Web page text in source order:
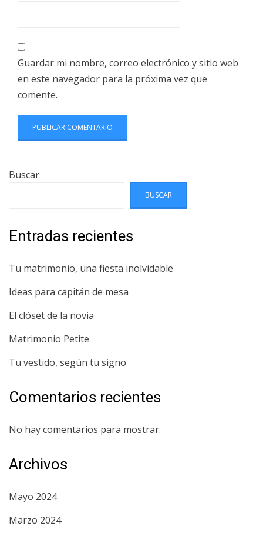
Guardar mi nombre, correo electrónico y sitio web
en este navegador para la próxima vez que
comente.
Buscar
BUSCAR
Entradas recientes
Tu matrimonio, una fiesta inolvidable
Ideas para capitán de mesa
El clóset de la novia
Matrimonio Petite
Tu vestido, según tu signo
Comentarios recientes
No hay comentarios para mostrar.
Archivos
Mayo 2024
Marzo 2024